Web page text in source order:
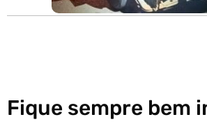
Fique sempre bem